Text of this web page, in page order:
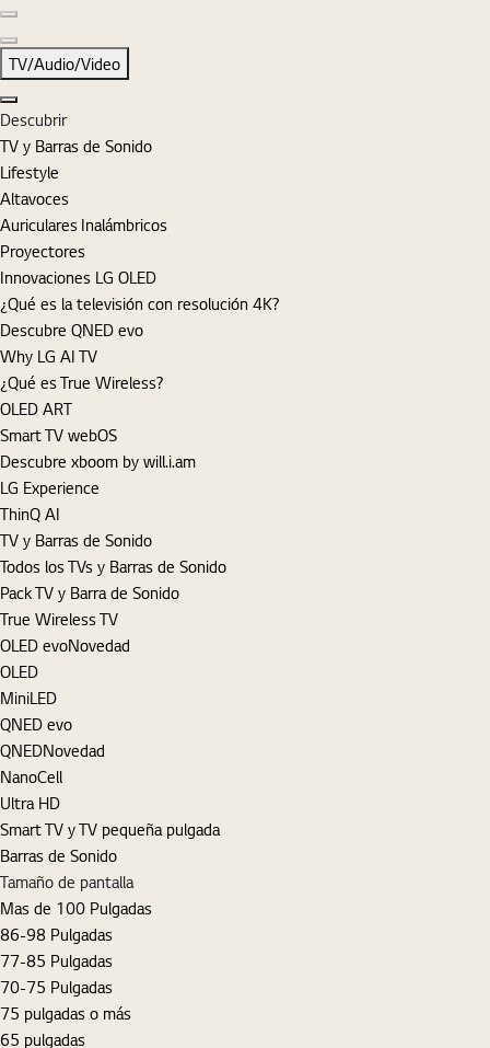
Diapositiva siguiente
TV/Audio/Video
Cerrar
Descubrir
TV y Barras de Sonido
Lifestyle
Altavoces
Auriculares Inalámbricos
Proyectores
Innovaciones LG OLED
¿Qué es la televisión con resolución 4K?
Descubre QNED evo
Why LG AI TV
¿Qué es True Wireless?
OLED ART
Smart TV webOS
Descubre xboom by will.i.am
LG Experience
ThinQ AI
TV y Barras de Sonido
Todos los TVs y Barras de Sonido
Pack TV y Barra de Sonido
True Wireless TV
OLED evoNovedad
OLED
MiniLED
QNED evo
QNEDNovedad
NanoCell
Ultra HD
Smart TV y TV pequeña pulgada
Barras de Sonido
Tamaño de pantalla
Mas de 100 Pulgadas
86-98 Pulgadas
77-85 Pulgadas
70-75 Pulgadas
75 pulgadas o más
65 pulgadas